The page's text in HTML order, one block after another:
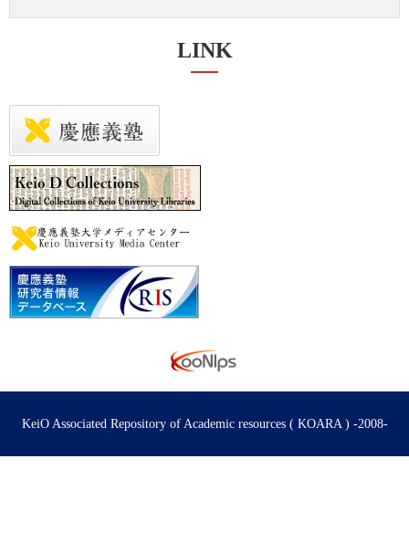
LINK
KeiO Associated Repository of Academic resources ( KOARA ) -2008-